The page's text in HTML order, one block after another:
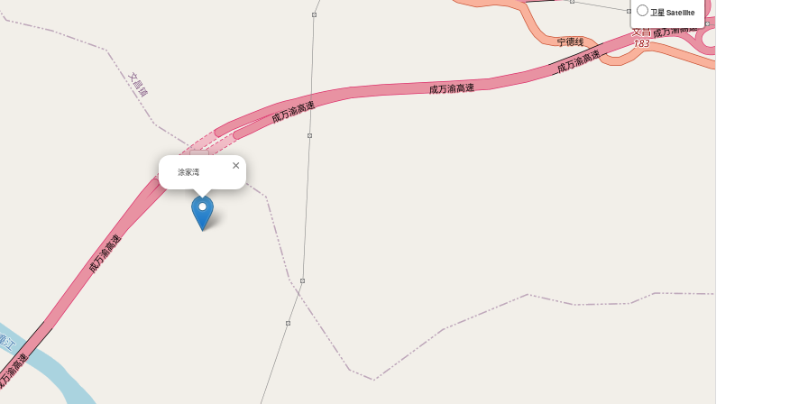
涂家湾 ×
卫星 Satellite